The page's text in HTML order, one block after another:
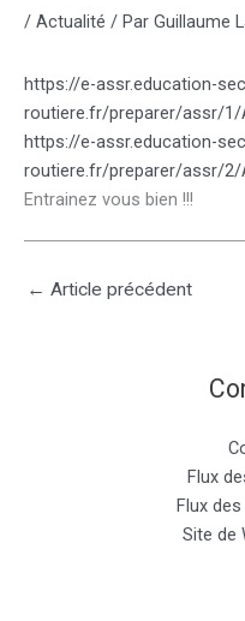
/ Actualité / Par Guillaume
https://e-assr.education-
routiere.fr/preparer/assr/1/
https://e-assr.education-
routiere.fr/preparer/assr/2/
Entrainez vous bien !!!
← Article précédent
Flux
Flux
Site de